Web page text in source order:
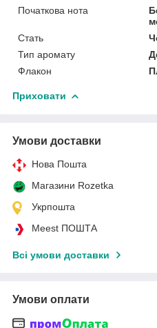
Початкова нота
Стать
Тип аромату
Флакон
Приховати
Умови доставки
Нова Пошта
Магазини Rozetka
Укрпошта
Meest ПОШТА
Всі умови доставки
Умови оплати